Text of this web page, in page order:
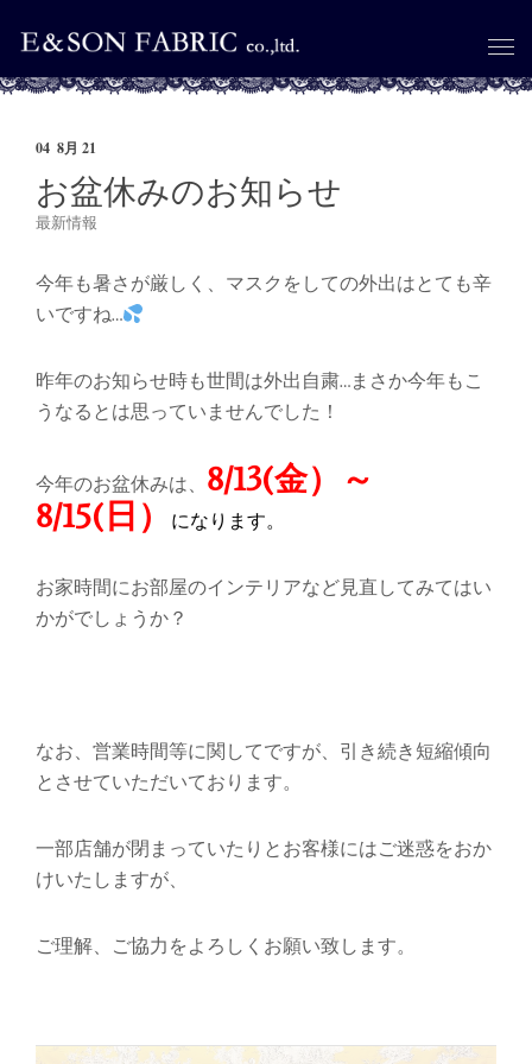
04 8月 21
お盆休みのお知らせ
CATEGORIES
最新情報
今年も暑さが厳しく、マスクをしての外出はとても辛
いですね…
昨年のお知らせ時も世間は外出自粛…まさか今年もこ
うなるとは思っていませんでした！
今年のお盆休みは、 8/13(金）～
8/15(日）
になります。
お家時間にお部屋のインテリアなど見直してみてはい
かがでしょうか？
なお、営業時間等に関してですが、引き続き短縮傾向
とさせていただいております。
一部店舗が閉まっていたりとお客様にはご迷惑をおか
けいたしますが、
ご理解、ご協力をよろしくお願い致します。